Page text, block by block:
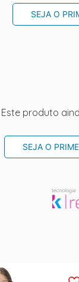
SEJA O
Este produto
SEJA O